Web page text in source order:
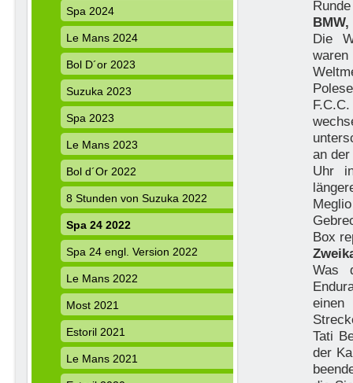
Die
an
Uhr
Box
Was
einen
Tati
der
Spa 2024
Le Mans 2024
Bol D´or 2023
Suzuka 2023
Spa 2023
Le Mans 2023
Bol d´Or 2022
8 Stunden von Suzuka 2022
Spa 24 2022
Spa 24 engl. Version 2022
Le Mans 2022
Most 2021
Estoril 2021
Le Mans 2021